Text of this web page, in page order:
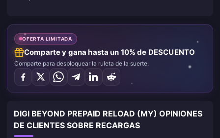
OFERTA LIMITADA
Comparte y gana hasta un 10% de DESCUENTO
Comparte para desbloquear la ruleta de la suerte.
DIGI BEYOND PREPAID RELOAD (MY) OPINIONES
DE CLIENTES SOBRE RECARGAS